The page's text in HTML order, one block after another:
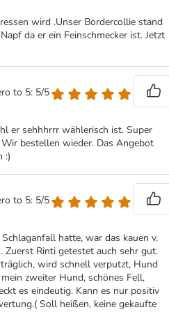
wird .Unser Bordercollie stand
da er ein Feinschmecker ist. Jetzt
to 5: 5/5
er sehhhrrr wählerisch ist. Super
bestellen wieder. Das Angebot
:)
to 5: 5/5
hatte, war das kauen v.
Rinti getestet auch sehr gut.
wird schnell verputzt, Hund
zweiter Hund, schönes Fell,
es eindeutig. Kann es nur positiv
Soll heißen, keine gekaufte